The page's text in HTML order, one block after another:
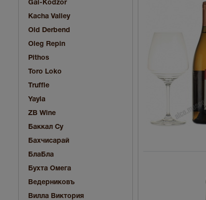
Gai-Kodzor
Kacha Valley
Old Derbend
Oleg Repin
Pithos
Toro Loko
Truffle
Yayla
ZB Wine
Баккал Су
Бахчисарай
БлаБла
Бухта Омега
Ведерниковъ
Вилла Виктория